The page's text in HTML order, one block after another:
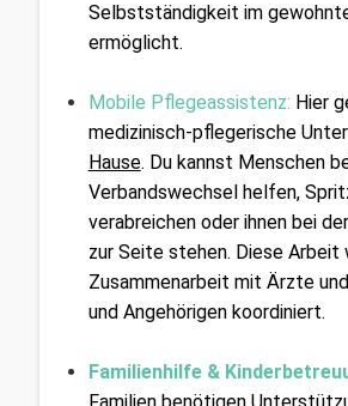
Selbstständigkeit im
ermöglicht.
Mobile Pflegeassistenz: Hier
medizinisch-pflegerische
Hause. Du kannst Menschen
Verbandswechsel helfen,
verabreichen oder ihnen bei
zur Seite stehen. Diese Arbeit
Zusammenarbeit mit Ärzte
und Angehörigen koordiniert.
Familienhilfe &